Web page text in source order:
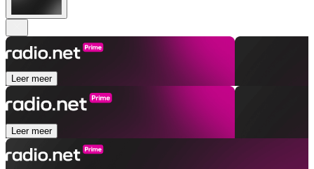
Leer meer
Leer meer